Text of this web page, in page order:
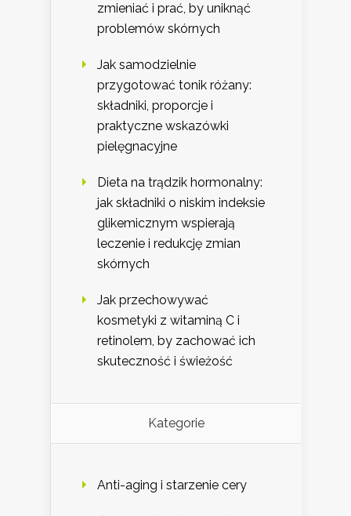
zmieniać i prać, by uniknąć
problemów skórnych
Jak samodzielnie
przygotować tonik różany:
składniki, proporcje i
praktyczne wskazówki
pielęgnacyjne
Dieta na trądzik hormonalny:
jak składniki o niskim indeksie
glikemicznym wspierają
leczenie i redukcję zmian
skórnych
Jak przechowywać
kosmetyki z witaminą C i
retinolem, by zachować ich
skuteczność i świeżość
Kategorie
Anti-aging i starzenie cery